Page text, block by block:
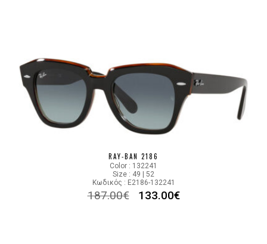
RAY-BAN 2186
Color : 132241
Size : 49 | 52
Κωδικός : E2186-132241
187.00€ 133.00€